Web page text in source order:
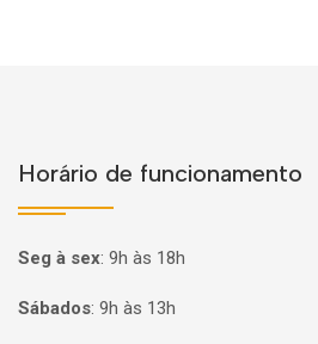
Horário de funcionamento
Seg à sex: 9h às 18h
Sábados: 9h às 13h